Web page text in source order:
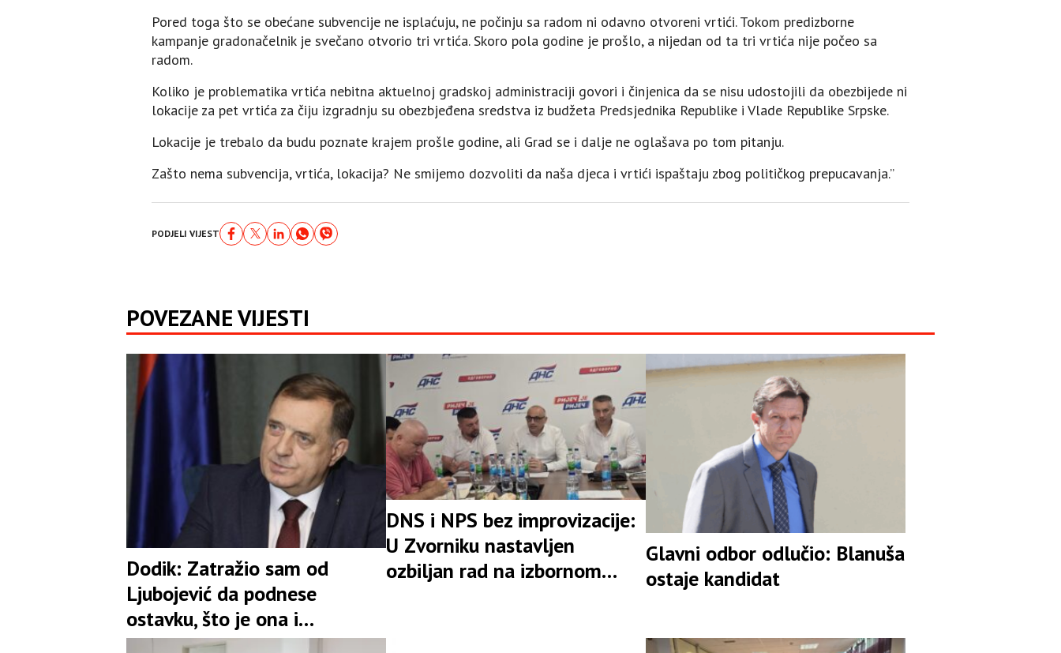
Pored toga što se obećane subvencije ne isplaćuju, ne počinju sa radom ni odavno otvoreni vrtići. Tokom predizborne
kampanje gradonačelnik je svečano otvorio tri vrtića. Skoro pola godine je prošlo, a nijedan od ta tri vrtića nije počeo sa
radom.
Koliko je problematika vrtića nebitna aktuelnoj gradskoj administraciji govori i činjenica da se nisu udostojili da obezbijede ni
lokacije za pet vrtića za čiju izgradnju su obezbjeđena sredstva iz budžeta Predsjednika Republike i Vlade Republike Srpske.
Lokacije je trebalo da budu poznate krajem prošle godine, ali Grad se i dalje ne oglašava po tom pitanju.
Zašto nema subvencija, vrtića, lokacija? Ne smijemo dozvoliti da naša d‌jeca i vrtići ispaštaju zbog političkog prepucavanja.”
PODJELI VIJEST
POVEZANE VIJESTI
Dodik: Zatražio sam od
Ljubojević da podnese
ostavku, što je ona i
prihvatila
DNS i NPS bez improvizacije:
U Zvorniku nastavljen
ozbiljan rad na izbornom
Glavni odbor odlučio: Blanuša
ostaje kandidat